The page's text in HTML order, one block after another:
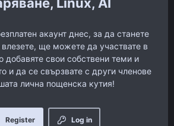
акаунт днес, за да станете
ще можете да участвате в
добавяте свои собствени теми и
и да се свързвате с други членове
лична пощенска кутия!
Log in
Register